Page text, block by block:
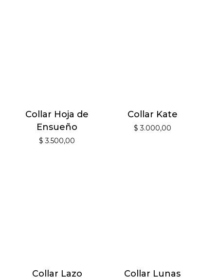
Collar Hoja de
Ensueño
$ 3.500,00
Collar Kate
$ 3.000,00
Collar Lazo
Collar Lunas